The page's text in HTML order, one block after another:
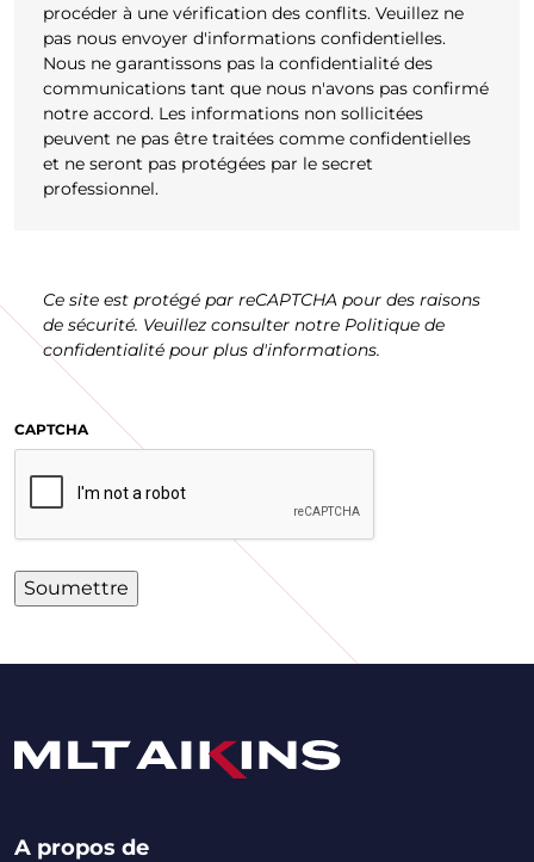
procéder à une vérification des conflits. Veuillez ne
pas nous envoyer d'informations confidentielles.
Nous ne garantissons pas la confidentialité des
communications tant que nous n'avons pas confirmé
notre accord. Les informations non sollicitées
peuvent ne pas être traitées comme confidentielles
et ne seront pas protégées par le secret
professionnel.
Ce site est protégé par reCAPTCHA pour des raisons
de sécurité. Veuillez consulter notre Politique de
confidentialité pour plus d'informations.
CAPTCHA
A propos de